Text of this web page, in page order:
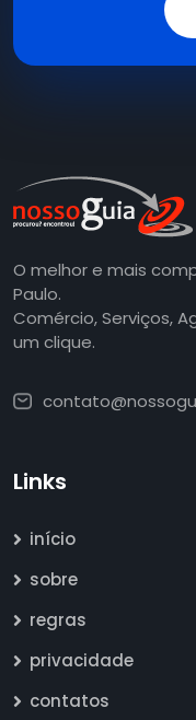
O melhor e mais
Paulo.
Comércio, Serviços,
um clique.
Links
início
sobre
regras
privacidade
contatos